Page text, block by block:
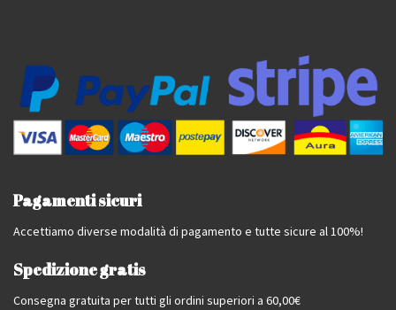
Pagamenti sicuri
Accettiamo diverse modalità di pagamento e tutte sicure al 100%!
Spedizione gratis
Consegna gratuita per tutti gli ordini superiori a 60,00€